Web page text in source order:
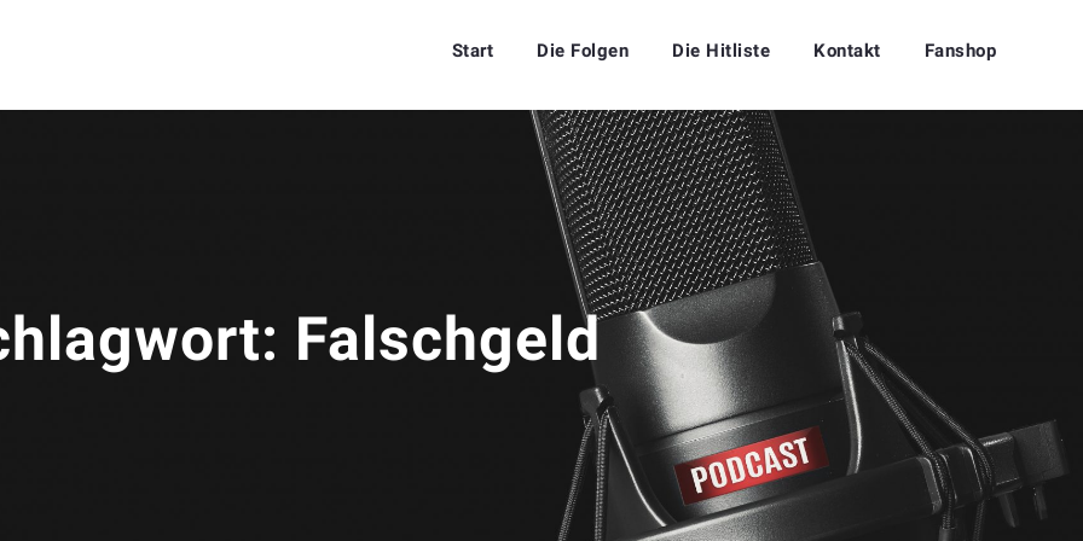
Start Die Folgen Die Hitliste Kontakt Fanshop
Falschgeld